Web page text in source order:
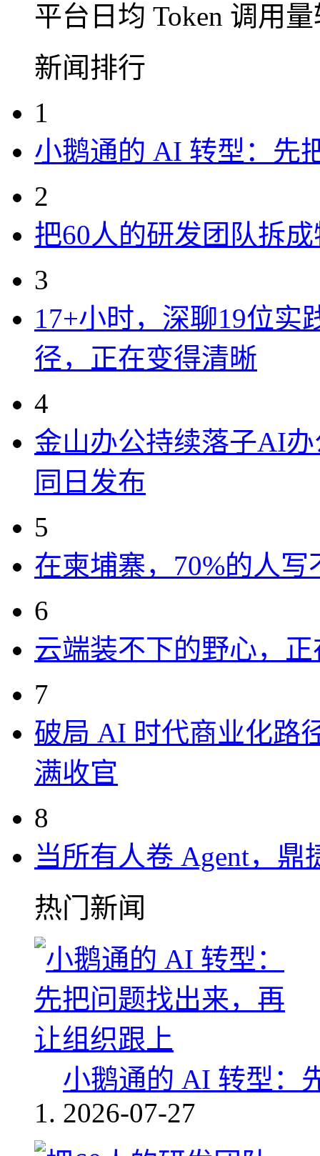
平台日均 Token 调用
新闻排行
1
小鹅通的 AI 转型：先
2
把60人的研发团队拆
3
17+小时，深聊19位实
径，正在变得清晰
4
金山办公持续落子AI办
同日发布
5
在柬埔寨，70%的人写
6
云端装不下的野心，
7
破局 AI 时代商业化路
满收官
8
当所有人卷 Agent，
热门新闻
小鹅通的 AI 转型：
2026-07-27